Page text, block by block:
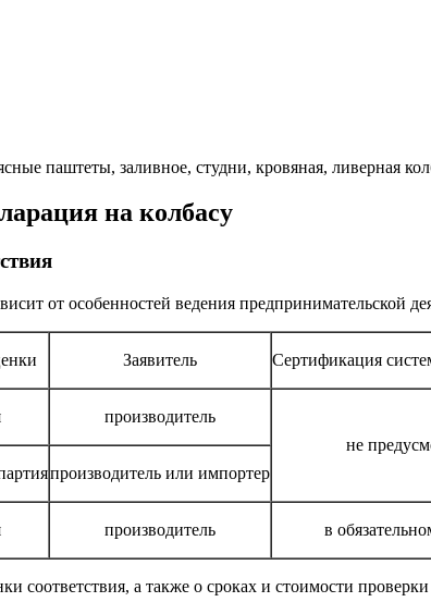
паштеты, заливное, студни, кровяная, ливерная
на колбасу
от особенностей ведения предпринимательской
Заявитель Сертификация
производитель
не
производитель или импортер
производитель в
соответствия, а также о сроках и стоимости